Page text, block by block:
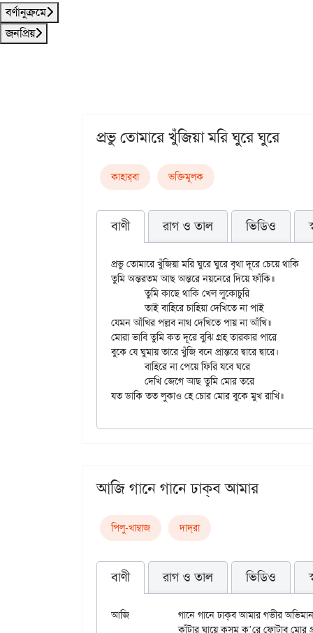
বর্ণানুক্রমে
জনপ্রিয়
প্রভু তোমারে খুঁজিয়া মরি ঘুরে ঘুরে
কাহার্‌বা ভক্তিমূলক
বাণী রাগ ও তাল ভিডিও
প্রভু তোমারে খুঁজিয়া মরি ঘুরে ঘুরে বৃথা দূরে চেয়ে থাকি
তুমি অন্তরতম আছ অন্তরে নয়নেরে দিয়ে ফাঁকি॥
	তুমি কাছে থাকি খেল লুকোচুরি
	তাই বাহিরে চাহিয়া দেখিতে না পাই
যেমন আঁখির পল্লব নাথ দেখিতে পায় না আঁখি॥
মোরা ভাবি তুমি কত দূরে বুঝি গ্রহ তারকার পারে
বুকে যে ঘুমায় তারে খুঁজি বনে প্রান্তরে দ্বারে দ্বারে।
	বাহিরে না পেয়ে ফিরি যবে ঘরে
আজি গানে গানে ঢাক্‌ব আমার
পিলু-খাম্বাজ দাদ্‌রা
বাণী রাগ ও তাল ভিডিও
আজি		গানে গানে ঢাক্‌ব আমার গভীর অভিমান।
		কাঁটার ঘায়ে কুসুম ক’রে ফোটাব মোর প্রাণ।।